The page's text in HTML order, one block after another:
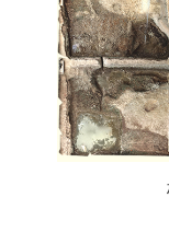
桥